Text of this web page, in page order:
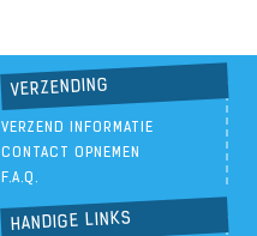
VERZENDING
VERZEND INFORMATIE
CONTACT OPNEMEN
F.A.Q.
HANDIGE LINKS